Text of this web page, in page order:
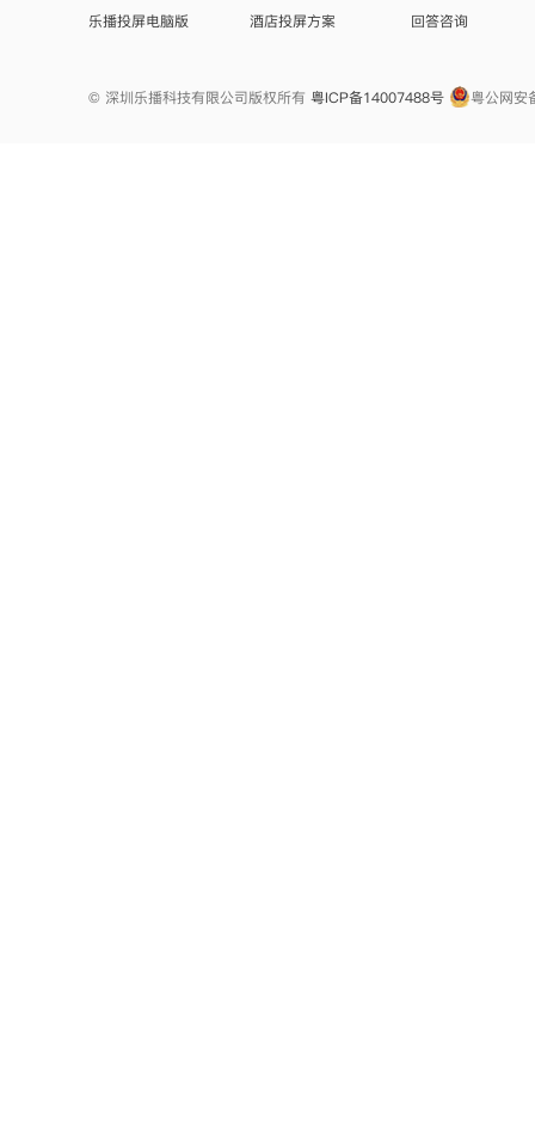
乐播投屏电脑版 酒店投屏方案 回答咨询
© 深圳乐播科技有限公司版权所有 粤ICP备14007488号 粤公网安